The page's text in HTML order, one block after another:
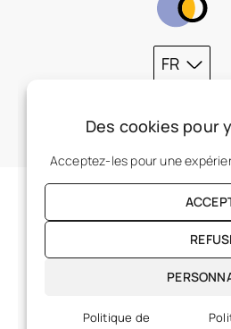
FR
Des cookies pour
Acceptez-les pour une
Politique de